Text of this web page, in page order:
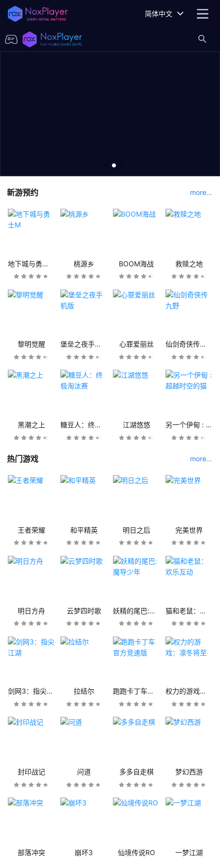
简体中文
新游预约 more...
地下城与勇士M 桃源乡 BOOM海战 救赎之地
黎明觉醒 堡垒之夜手机版 心罪爱丽丝 仙剑奇侠传九野
黑潮之上 糖豆人：终极淘汰赛 江湖悠悠 另一个伊甸 : 超越时空的猫
热门游戏 more...
王者荣耀 和平精英 明日之后 完美世界
明日方舟 云梦四时歌 妖精的尾巴:魔导少年 猫和老鼠：欢乐互动
剑网3：指尖江湖 拉结尔 跑跑卡丁车官方竞速版 权力的游戏：凛冬将至
封印战记 问道 多多自走棋 梦幻西游
部落冲突 崩坏3 仙境传说RO 一梦江湖